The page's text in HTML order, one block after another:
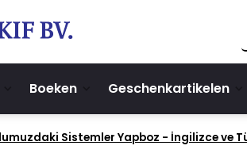
Boeken Geschenkartikelen
Sistemler Yapboz - İngilizce ve